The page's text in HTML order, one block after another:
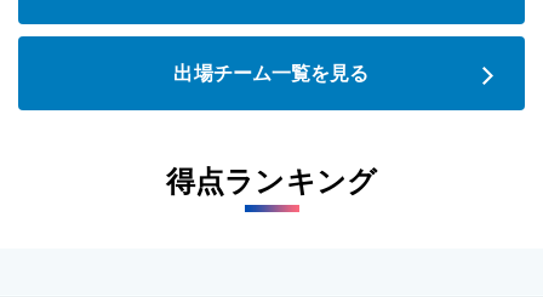
出場チーム一覧を見る
得点ランキング